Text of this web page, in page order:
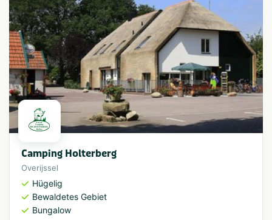
Camping Holterberg
Overijssel
Hügelig
Bewaldetes Gebiet
Bungalow